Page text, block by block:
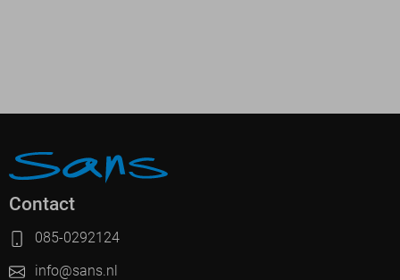
Contact
085-0292124
info@sans.nl